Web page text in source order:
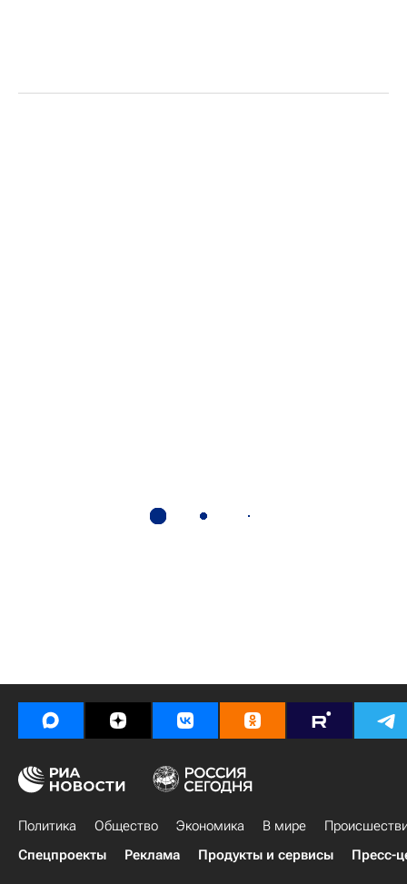
Политика Общество Экономика В мире
Спецпроекты
Реклама Продукты и сервисы Пресс-